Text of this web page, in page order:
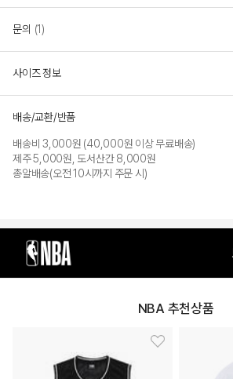
레귤러 핏(REGULAR FIT)
- 바지 밑단에 NBA 로고 포인트를 주고 크
문의 (1)
사이즈 정보
배송/교환/반품
배송비 3,000원 (40,000원 이상 무료배송)
제주 5,000원, 도서산간 8,000원
총알배송(오전 10시까지 주문 시)
NBA 추천상품